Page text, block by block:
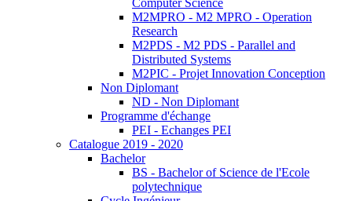
Computer Science
M2MPRO - M2 MPRO - Operation
Research
M2PDS - M2 PDS - Parallel and
Distributed Systems
M2PIC - Projet Innovation Conception
Non Diplomant
ND - Non Diplomant
Programme d'échange
PEI - Echanges PEI
Catalogue 2019 - 2020
Bachelor
BS - Bachelor of Science de l'Ecole
polytechnique